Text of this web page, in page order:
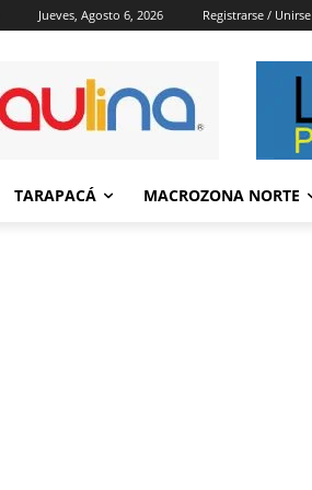
Jueves, Agosto 6, 2026 Registrarse / Unirse
TARAPACÁ MACROZONA NORTE